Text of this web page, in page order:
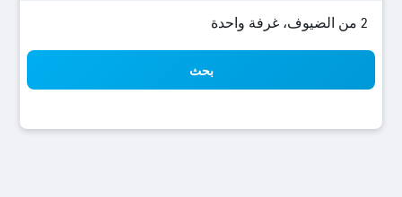
2 من الضيوف، غرفة واحدة
بحث